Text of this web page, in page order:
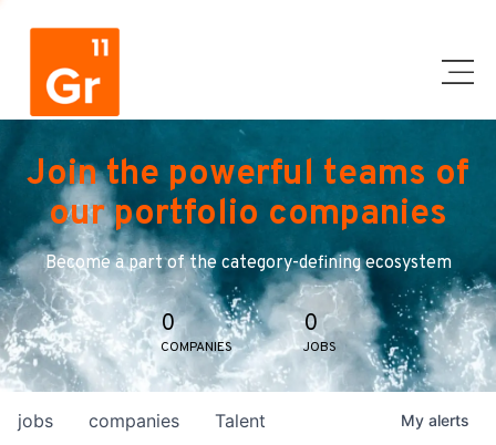
Join the powerful teams of
our portfolio companies
Become a part of the category-defining ecosystem
0
COMPANIES
0
JOBS
jobs companies Talent My alerts